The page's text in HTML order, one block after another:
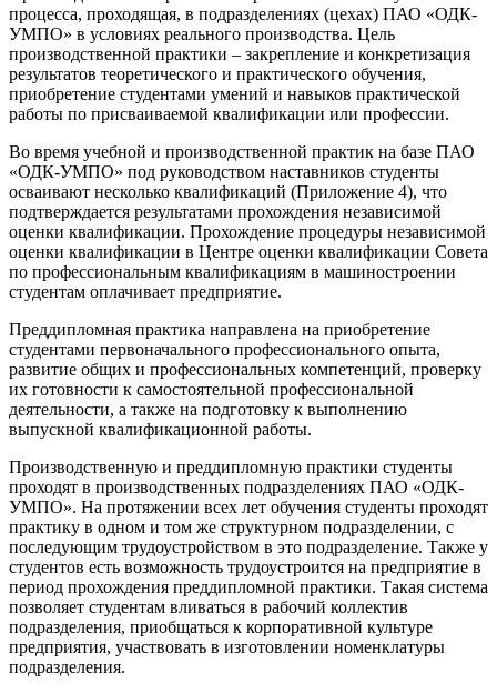
процесса, проходящая, в подразделениях (цехах) ПАО «ОДК-
УМПО» в условиях реального производства. Цель
производственной практики – закрепление и конкретизация
результатов теоретического и практического обучения,
приобретение студентами умений и навыков практической
работы по присваиваемой квалификации или профессии.
Во время учебной и производственной практик на базе ПАО
«ОДК-УМПО» под руководством наставников студенты
осваивают несколько квалификаций (Приложение 4), что
подтверждается результатами прохождения независимой
оценки квалификации. Прохождение процедуры независимой
оценки квалификации в Центре оценки квалификации Совета
по профессиональным квалификациям в машиностроении
студентам оплачивает предприятие.
Преддипломная практика направлена на приобретение
студентами первоначального профессионального опыта,
развитие общих и профессиональных компетенций, проверку
их готовности к самостоятельной профессиональной
деятельности, а также на подготовку к выполнению
выпускной квалификационной работы.
Производственную и преддипломную практики студенты
проходят в производственных подразделениях ПАО «ОДК-
УМПО». На протяжении всех лет обучения студенты проходят
практику в одном и том же структурном подразделении, с
последующим трудоустройством в это подразделение. Также у
студентов есть возможность трудоустроится на предприятие в
период прохождения преддипломной практики. Такая система
позволяет студентам вливаться в рабочий коллектив
подразделения, приобщаться к корпоративной культуре
предприятия, участвовать в изготовлении номенклатуры
подразделения.